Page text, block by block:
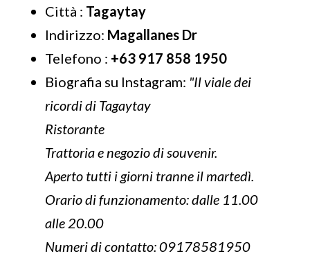
Città : Tagaytay
Indirizzo: Magallanes Dr
Telefono : +63 917 858 1950
Biografia su Instagram: "Il viale dei
ricordi di Tagaytay
Ristorante
Trattoria e negozio di souvenir.
Aperto tutti i giorni tranne il martedì.
Orario di funzionamento: dalle 11.00
alle 20.00
Numeri di contatto: 09178581950